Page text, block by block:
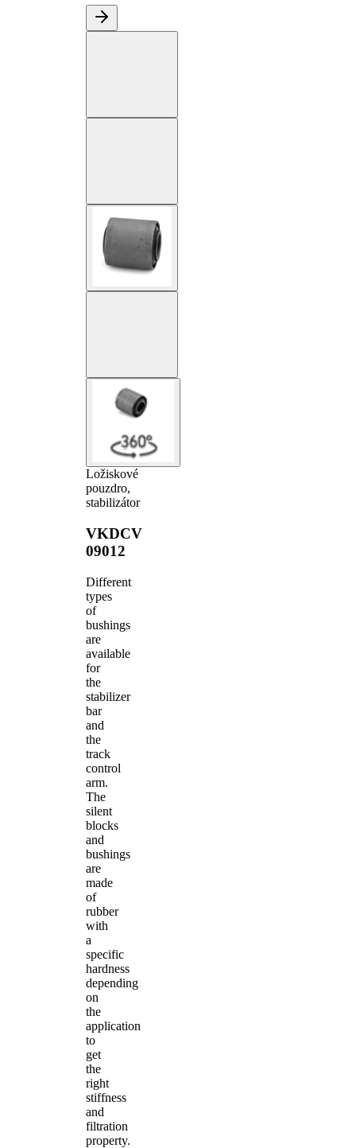
Ložiskové
pouzdro,
stabilizátor
VKDCV
09012
Different
types
of
bushings
are
available
for
the
stabilizer
bar
and
the
track
control
arm.
The
silent
blocks
and
bushings
are
made
of
rubber
with
a
specific
hardness
depending
on
the
application
to
get
the
right
stiffness
and
filtration
property.